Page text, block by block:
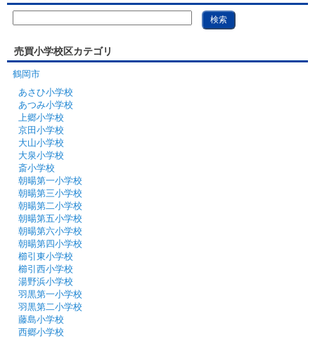
売買小学校区カテゴリ
鶴岡市
あさひ小学校
あつみ小学校
上郷小学校
京田小学校
大山小学校
大泉小学校
斎小学校
朝暘第一小学校
朝暘第三小学校
朝暘第二小学校
朝暘第五小学校
朝暘第六小学校
朝暘第四小学校
櫛引東小学校
櫛引西小学校
湯野浜小学校
羽黒第一小学校
羽黒第二小学校
藤島小学校
西郷小学校